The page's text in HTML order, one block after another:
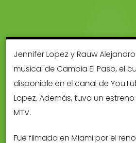
Jennifer Lopez y Rauw
musical de Cambia El Paso, el
disponible en el canal de
Lopez. Además, tuvo un
MTV.
Fue filmado en Miami por el